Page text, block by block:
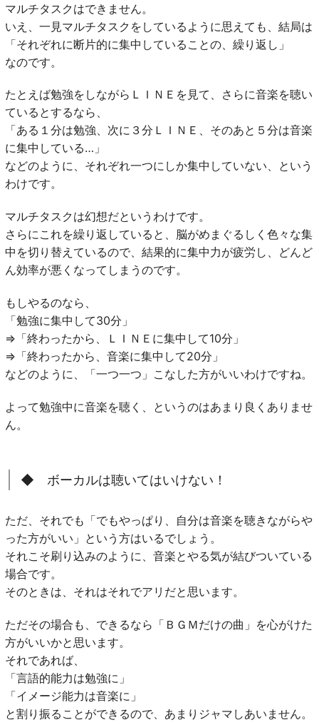
マルチタスクはできません。
いえ、一見マルチタスクをしているように思えても、結局は
「それぞれに断片的に集中していることの、繰り返し」
なのです。
たとえば勉強をしながらＬＩＮＥを見て、さらに音楽を聴い
ているとするなら、
「ある１分は勉強、次に３分ＬＩＮＥ、そのあと５分は音楽
に集中している…」
などのように、それぞれ一つにしか集中していない、という
わけです。
マルチタスクは幻想だというわけです。
さらにこれを繰り返していると、脳がめまぐるしく色々な集
中を切り替えているので、結果的に集中力が疲労し、どんど
ん効率が悪くなってしまうのです。
もしやるのなら、
「勉強に集中して30分」
⇒「終わったから、ＬＩＮＥに集中して10分」
⇒「終わったから、音楽に集中して20分」
などのように、「一つ一つ」こなした方がいいわけですね。
よって勉強中に音楽を聴く、というのはあまり良くありませ
ん。
◆ ボーカルは聴いてはいけない！
ただ、それでも「でもやっぱり、自分は音楽を聴きながらや
った方がいい」という方はいるでしょう。
それこそ刷り込みのように、音楽とやる気が結びついている
場合です。
そのときは、それはそれでアリだと思います。
ただその場合も、できるなら「ＢＧＭだけの曲」を心がけた
方がいいかと思います。
それであれば、
「言語的能力は勉強に」
「イメージ能力は音楽に」
と割り振ることができるので、あまりジャマしあいません。